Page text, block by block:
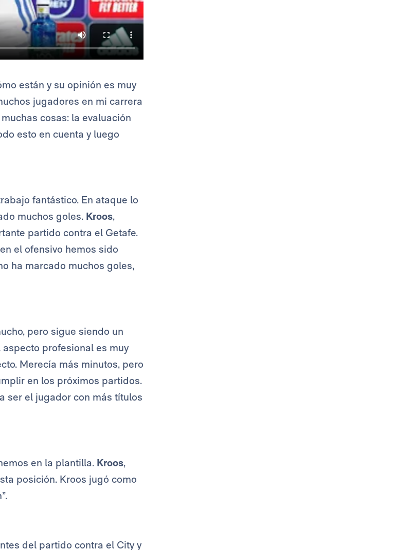
están y su opinión es muy
jugadores en mi carrera
cosas: la evaluación
esto en cuenta y luego
fantástico. En ataque lo
muchos goles. Kroos,
partido contra el Getafe.
el ofensivo hemos sido
ha marcado muchos goles,
pero sigue siendo un
profesional es muy
Merecía más minutos, pero
en los próximos partidos.
ser el jugador con más títulos
en la plantilla. Kroos,
posición. Kroos jugó como
del partido contra el City y